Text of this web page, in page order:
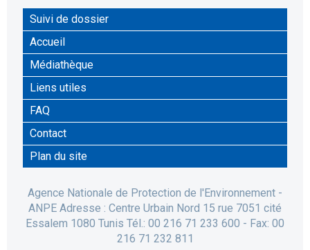
Suivi de dossier
Accueil
Médiathèque
Liens utiles
FAQ
Contact
Plan du site
Agence Nationale de Protection de l'Environnement -
ANPE Adresse : Centre Urbain Nord 15 rue 7051 cité
Essalem 1080 Tunis Tél.: 00 216 71 233 600 - Fax: 00
216 71 232 811